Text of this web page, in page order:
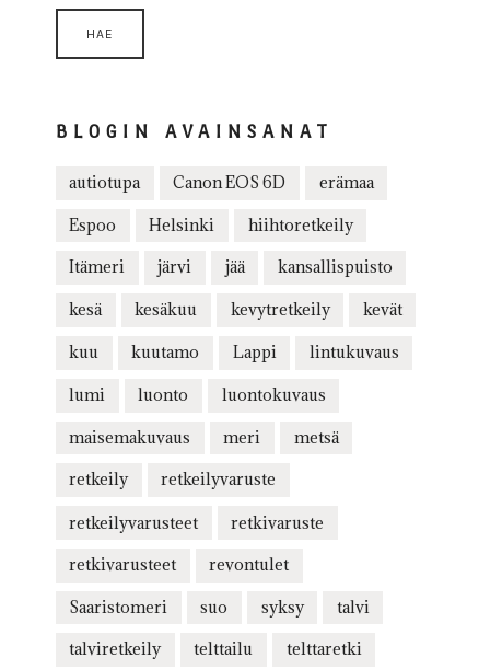
BLOGIN AVAINSANAT
autiotupa Canon EOS 6D erämaa
Espoo Helsinki hiihtoretkeily
Itämeri järvi jää kansallispuisto
kesä kesäkuu kevytretkeily kevät
kuu kuutamo Lappi lintukuvaus
lumi luonto luontokuvaus
maisemakuvaus meri metsä
retkeily retkeilyvaruste
retkeilyvarusteet retkivaruste
retkivarusteet revontulet
Saaristomeri suo syksy talvi
talviretkeily telttailu telttaretki